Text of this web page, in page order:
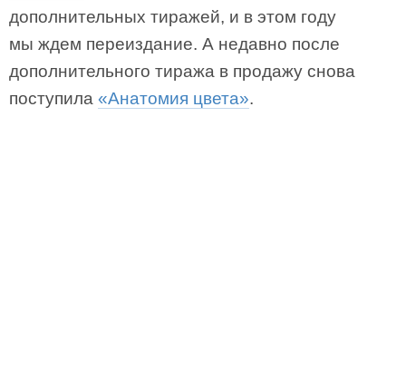
дополнительных тиражей, и в этом году
мы ждем переиздание. А недавно после
дополнительного тиража в продажу снова
поступила «Анатомия цвета».